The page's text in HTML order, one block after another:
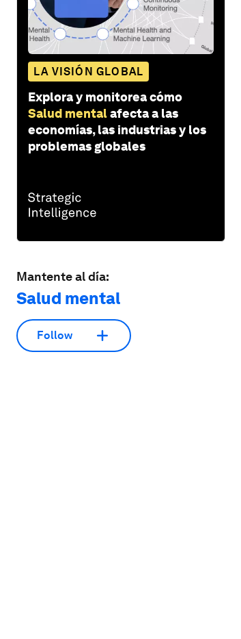
LA VISIÓN GLOBAL
Explora y monitorea cómo
Salud mentalafecta a las
economías, las industrias y los
problemas globales
Mantente al día:
Salud mental
Follow